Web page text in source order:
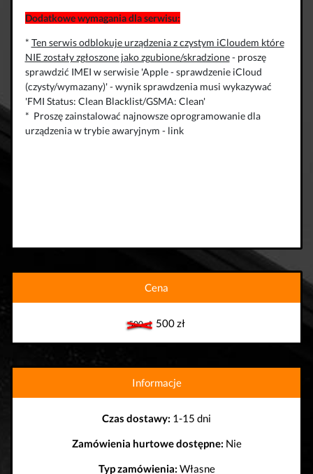
Dodatkowe wymagania dla serwisu:
* Ten serwis odblokuje urządzenia z czystym iCloudem które
NIE zostały zgłoszone jako zgubione/skradzione- proszę
sprawdzić IMEI w serwisie 'Apple - sprawdzenie iCloud
(czysty/wymazany)' - wynik sprawdzenia musi wykazywać
'FMI Status: Clean Blacklist/GSMA: Clean'
* Proszę zainstalować najnowsze oprogramowanie dla
urządzenia w trybie awaryjnym - link
Cena
500 zł500 zł
Informacje
Czas dostawy: 1-15 dni
Zamówienia hurtowe dostępne: Nie
Typ zamówienia: Własne